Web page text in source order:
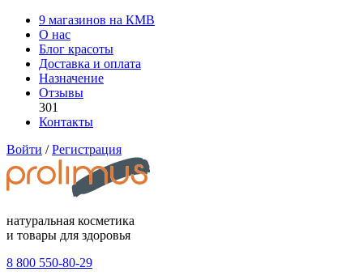
9 магазинов на КМВ
О нас
Блог красоты
Доставка и оплата
Назначение
Отзывы
301
Контакты
Войти / Регистрация
натуральная косметика
и товары для здоровья
8 800 550-80-29